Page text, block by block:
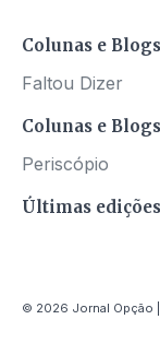
Colunas e Blogs
Faltou Dizer
Colunas e Blogs
Periscópio
Últimas edições
© 2026 Jornal Opção